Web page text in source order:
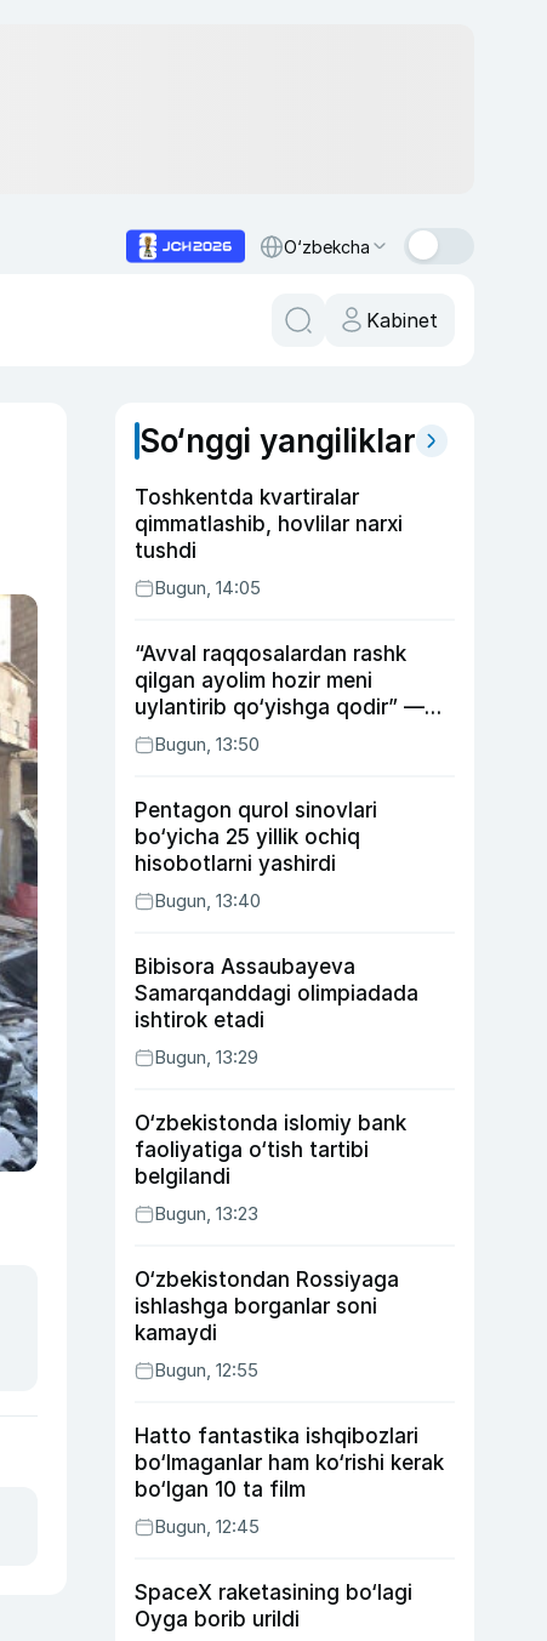
O‘zbekcha
Kabinet
So‘nggi yangiliklar
Toshkentda kvartiralar
qimmatlashib, hovlilar narxi
tushdi
Bugun, 14:05
“Avval raqqosalardan rashk
qilgan ayolim hozir meni
uylantirib qo‘yishga qodir” —
Anvar Sobirov davlat ishidagi
faoliyati va o‘g‘il tarbiyasidagi
Bugun, 13:50
Pentagon qurol sinovlari
bo‘yicha 25 yillik ochiq
hisobotlarni yashirdi
Bugun, 13:40
Bibisora Assaubayeva
Samarqanddagi olimpiadada
ishtirok etadi
Bugun, 13:29
O‘zbekistonda islomiy bank
faoliyatiga o‘tish tartibi
belgilandi
Bugun, 13:23
O‘zbekistondan Rossiyaga
ishlashga borganlar soni
kamaydi
Bugun, 12:55
Hatto fantastika ishqibozlari
bo‘lmaganlar ham ko‘rishi kerak
bo‘lgan 10 ta film
Bugun, 12:45
SpaceX raketasining bo‘lagi
Oyga borib urildi